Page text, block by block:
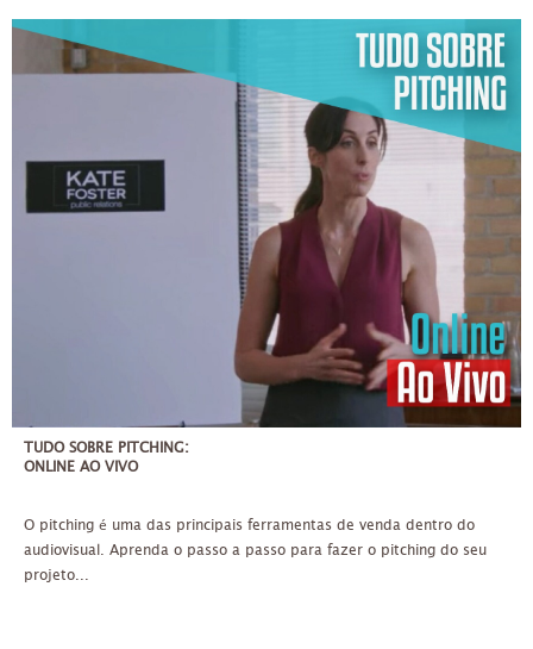
QUA, QUI
14/04/2021
ATÉ 20 PESSOAS
ATÉ 3X DE 100,00
TUDO SOBRE PITCHING:
ONLINE AO VIVO
O pitching é uma das principais ferramentas de venda dentro do
audiovisual. Aprenda o passo a passo para fazer o pitching do seu
projeto...